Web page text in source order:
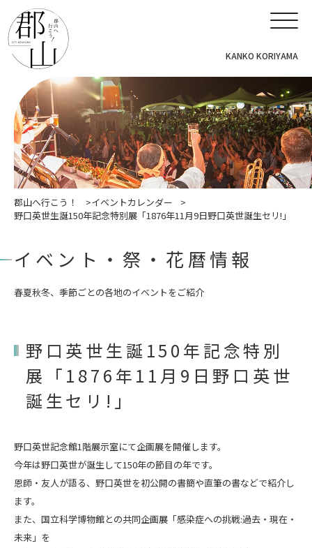
KANKO KORIYAMA
郡山へ行こう！
イベントカレンダー
野口英世生誕150年記念特別展「1876年11月9日野口英世誕生セリ!」
イベント・祭・花暦情報
春夏秋冬、季節ごとの各地のイベントをご紹介
野口英世生誕150年記念特別
展「1876年11月9日野口英世
誕生セリ!」
野口英世記念館1階展示室にて企画展を開催します。
今年は野口英世が誕生して150年の節目の年です。
恩師・友人が語る、野口英世を初公開の書簡や直筆の書などで紹介し
ます。
また、国立科学博物館との共同企画展「感染症への挑戦:過去・現在・
未来」を